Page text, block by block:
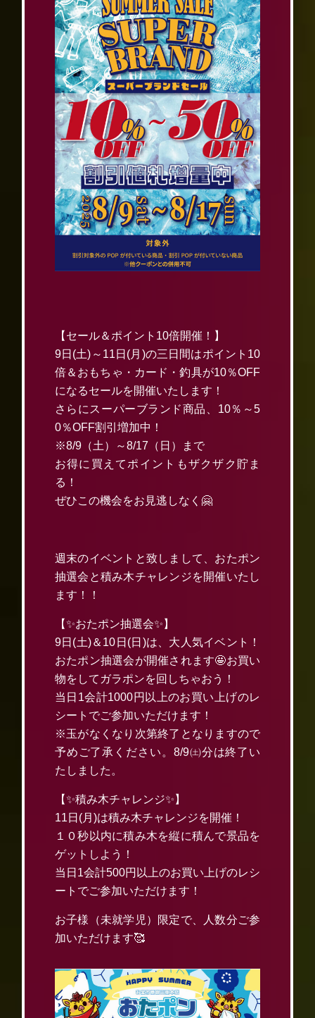
【セール＆ポイント10倍開催！】
9日(土)～11日(月)の三日間はポイント10
倍＆おもちゃ・カード・釣具が10％OFF
になるセールを開催いたします！
さらにスーパーブランド商品、10％～5
0％OFF割引増加中！
※8/9（土）～8/17（日）まで
お得に買えてポイントもザクザク貯ま
る！
ぜひこの機会をお見逃しなく🤗
週末のイベントと致しまして、おたポン
抽選会と積み木チャレンジを開催いたし
ます！！
【✨おたポン抽選会✨】
9日(土)＆10日(日)は、大人気イベント！
おたポン抽選会が開催されます🤩お買い
物をしてガラポンを回しちゃおう！
当日1会計1000円以上のお買い上げのレ
シートでご参加いただけます！
※玉がなくなり次第終了となりますので
予めご了承ください。8/9㈯分は終了い
たしました。
【✨積み木チャレンジ✨】
11日(月)は積み木チャレンジを開催！
１０秒以内に積み木を縦に積んで景品を
ゲットしよう！
当日1会計500円以上のお買い上げのレシ
ートでご参加いただけます！
お子様（未就学児）限定で、人数分ご参
加いただけます🥰